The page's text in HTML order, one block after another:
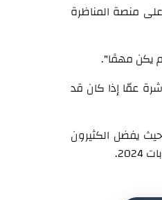
منصة المناظرة
يكن مهمًا".
عمّا إذا كان قد
حيث يفضل الكثيرون